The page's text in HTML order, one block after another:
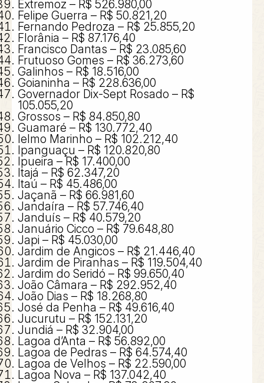
Extremoz – R$ 526.980,00
Felipe Guerra – R$ 50.821,20
Fernando Pedroza – R$ 25.855,20
Florânia – R$ 87.176,40
Francisco Dantas – R$ 23.085,60
Frutuoso Gomes – R$ 36.273,60
Galinhos – R$ 18.516,00
Goianinha – R$ 228.636,00
Governador Dix-Sept Rosado – R$
105.055,20
Grossos – R$ 84.850,80
Guamaré – R$ 130.772,40
Ielmo Marinho – R$ 102.212,40
Ipanguaçu – R$ 120.820,80
Ipueira – R$ 17.400,00
Itajá – R$ 62.347,20
Itaú – R$ 45.486,00
Jaçanã – R$ 66.981,60
Jandaíra – R$ 57.746,40
Janduís – R$ 40.579,20
Januário Cicco – R$ 79.648,80
Japi – R$ 45.030,00
Jardim de Angicos – R$ 21.446,40
Jardim de Piranhas – R$ 119.504,40
Jardim do Seridó – R$ 99.650,40
João Câmara – R$ 292.952,40
João Dias – R$ 18.268,80
José da Penha – R$ 49.616,40
Jucurutu – R$ 152.131,20
Jundiá – R$ 32.904,00
Lagoa d’Anta – R$ 56.892,00
Lagoa de Pedras – R$ 64.574,40
Lagoa de Velhos – R$ 22.590,00
Lagoa Nova – R$ 137.042,40